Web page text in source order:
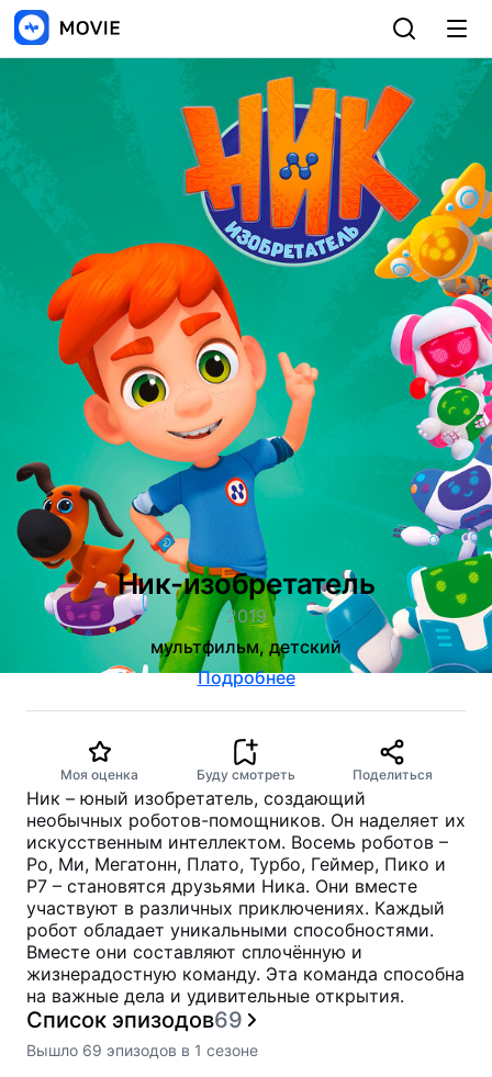
Ник-изобретатель
2019
мультфильм, детский
Подробнее
Моя оценка Буду смотреть Поделиться
Ник – юный изобретатель, создающий
необычных роботов-помощников. Он наделяет их
искусственным интеллектом. Восемь роботов –
Ро, Ми, Мегатонн, Плато, Турбо, Геймер, Пико и
Р7 – становятся друзьями Ника. Они вместе
участвуют в различных приключениях. Каждый
робот обладает уникальными способностями.
Вместе они составляют сплочённую и
жизнерадостную команду. Эта команда способна
на важные дела и удивительные открытия.
Список эпизодов69
Вышло 69 эпизодов в 1 сезоне